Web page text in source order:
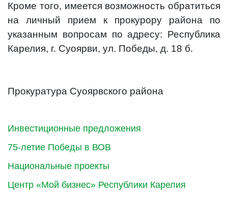
Инвестиционные предложения
75-летие Победы в ВОВ
Национальные проекты
Центр «Мой бизнес» Республики Карелия
Кроме того, имеется возможность обратиться
на личный прием к прокурору района по
указанным вопросам по адресу: Республика
Карелия, г. Суоярви, ул. Победы, д. 18 б.
Прокуратура Суоярвского района